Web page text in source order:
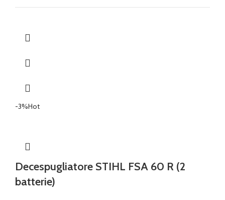
-3%Hot
Decespugliatore STIHL FSA 60 R (2
batterie)